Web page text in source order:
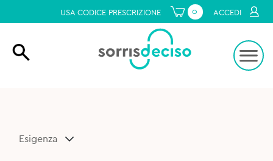
USA CODICE PRESCRIZIONE 0 ACCEDI
Esigenza